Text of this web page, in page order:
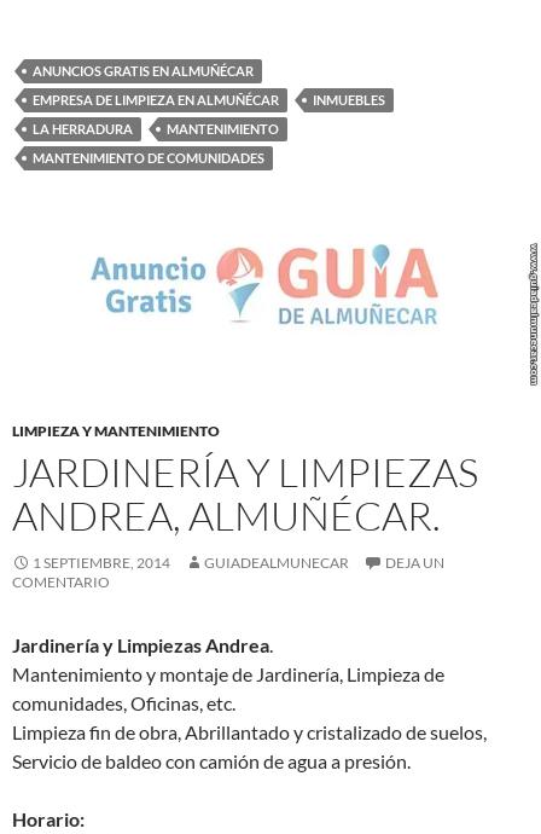
ANUNCIOS GRATIS EN ALMUÑÉCAR
EMPRESA DE LIMPIEZA EN ALMUÑÉCAR
INMUEBLES
LA HERRADURA
MANTENIMIENTO
MANTENIMIENTO DE COMUNIDADES
LIMPIEZA Y MANTENIMIENTO
JARDINERÍA Y LIMPIEZAS
ANDREA, ALMUÑÉCAR.
1 SEPTIEMBRE, 2014 GUIADEALMUNECAR
DEJA UN
COMENTARIO
Jardinería y Limpiezas Andrea
Mantenimiento y montaje de Jardinería, Limpieza de
comunidades, Oficinas, etc.
Limpieza fin de obra, Abrillantado y cristalizado de suelos,
Servicio de baldeo con camión de agua a presión.
Horario: